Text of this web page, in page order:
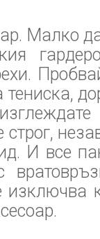
Малко
И все
изключва